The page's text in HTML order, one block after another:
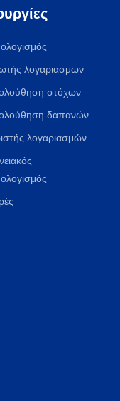
λογαριασμών
στόχων
δαπανών
λογαριασμών